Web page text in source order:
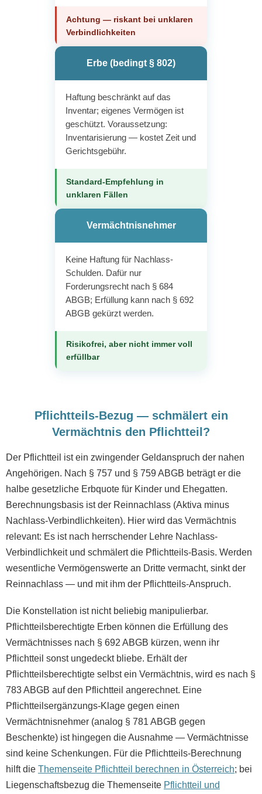
Achtung — riskant bei unklaren
Verbindlichkeiten
Erbe (bedingt § 802)
Haftung beschränkt auf das
Inventar; eigenes Vermögen ist
geschützt. Voraussetzung:
Inventarisierung — kostet Zeit und
Gerichtsgebühr.
Standard-Empfehlung in
unklaren Fällen
Vermächtnisnehmer
Keine Haftung für Nachlass-
Schulden. Dafür nur
Forderungsrecht nach § 684
ABGB; Erfüllung kann nach § 692
ABGB gekürzt werden.
Risikofrei, aber nicht immer voll
erfüllbar
Pflichtteils-Bezug — schmälert ein
Vermächtnis den Pflichtteil?
Der Pflichtteil ist ein zwingender Geldanspruch der nahen
Angehörigen. Nach § 757 und § 759 ABGB beträgt er die
halbe gesetzliche Erbquote für Kinder und Ehegatten.
Berechnungsbasis ist der Reinnachlass (Aktiva minus
Nachlass-Verbindlichkeiten). Hier wird das Vermächtnis
relevant: Es ist nach herrschender Lehre Nachlass-
Verbindlichkeit und schmälert die Pflichtteils-Basis. Werden
wesentliche Vermögenswerte an Dritte vermacht, sinkt der
Reinnachlass — und mit ihm der Pflichtteils-Anspruch.
Die Konstellation ist nicht beliebig manipulierbar.
Pflichtteilsberechtigte Erben können die Erfüllung des
Vermächtnisses nach § 692 ABGB kürzen, wenn ihr
Pflichtteil sonst ungedeckt bliebe. Erhält der
Pflichtteilsberechtigte selbst ein Vermächtnis, wird es nach §
783 ABGB auf den Pflichtteil angerechnet. Eine
Pflichtteilsergänzungs-Klage gegen einen
Vermächtnisnehmer (analog § 781 ABGB gegen
Beschenkte) ist hingegen die Ausnahme — Vermächtnisse
sind keine Schenkungen. Für die Pflichtteils-Berechnung
hilft die Themenseite Pflichtteil berechnen in Österreich; bei
Liegenschaftsbezug die Themenseite Pflichtteil und